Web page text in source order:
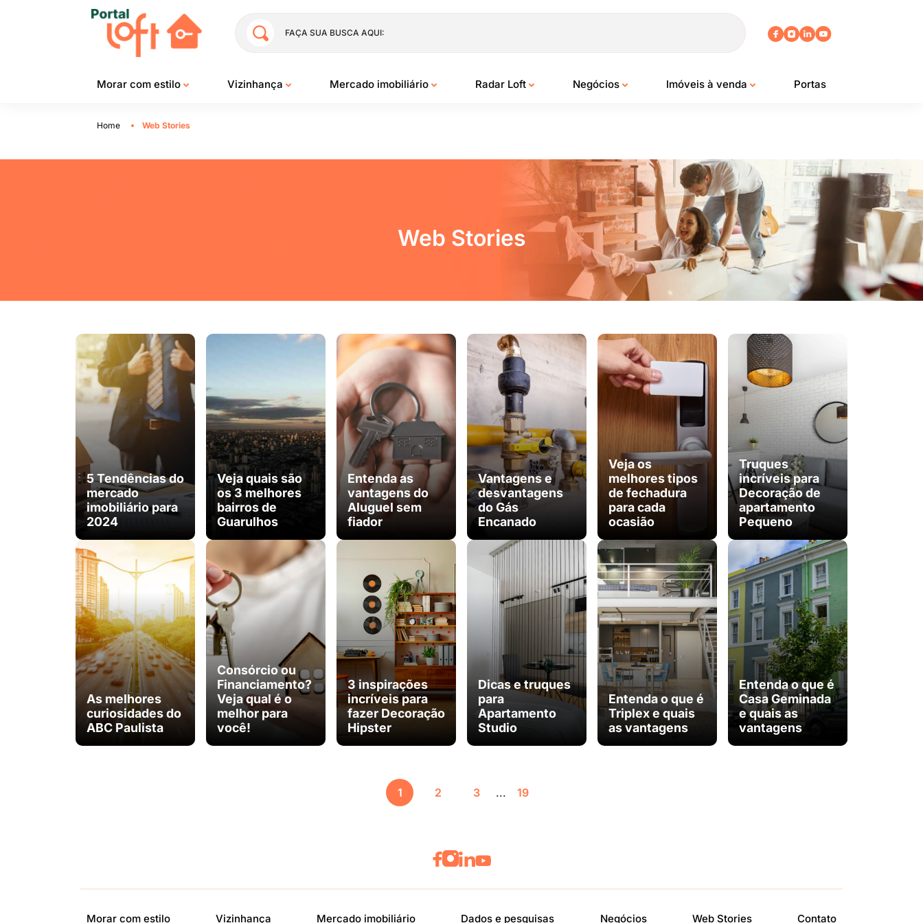
FAÇA SUA BUSCA AQUI:
Morar com estilo Vizinhança Mercado imobiliário Radar Loft Negócios Imóveis à venda Portas
Home Web Stories
Web Stories
5 Tendências do
mercado
imobiliário para
2024
Veja quais são
os 3 melhores
bairros de
Guarulhos
Entenda as
vantagens do
Aluguel sem
fiador
Vantagens e
desvantagens
do Gás
Encanado
Veja os
melhores tipos
de fechadura
para cada
ocasião
Truques
incríveis para
Decoração de
apartamento
Pequeno
As melhores
curiosidades do
ABC Paulista
Consórcio ou
Financiamento?
Veja qual é o
melhor para
você!
3 inspirações
incríveis para
fazer Decoração
Hipster
Dicas e truques
para
Apartamento
Studio
Entenda o que é
Triplex e quais
as vantagens
Entenda o que é
Casa Geminada
e quais as
vantagens
1 2 3 ... 19
Morar com estilo Vizinhança Mercado imobiliário Dados e pesquisas Negócios Web Stories Contato